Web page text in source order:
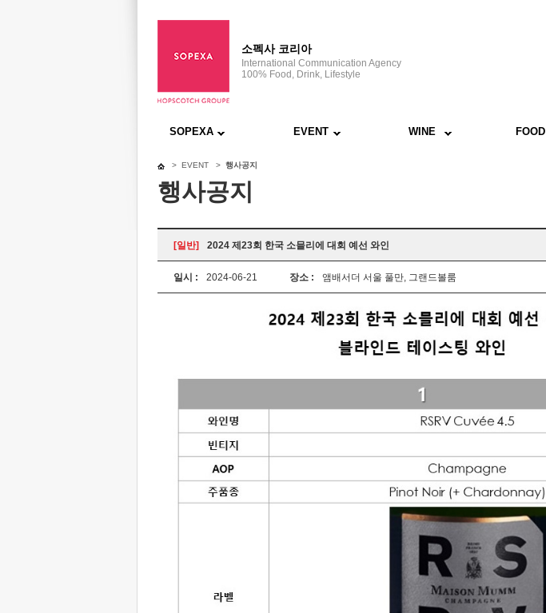
소펙사 코리아
International Communication Agency
100% Food, Drink, Lifestyle
SOPEXA EVENT WINE FOOD
> EVENT > 행사공지
행사공지
[일반] 2024 제23회 한국 소믈리에 대회 예선 와인
일시 : 2024-06-21 장소 : 앰배서더 서울 풀만, 그랜드볼룸